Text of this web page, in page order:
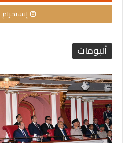
إنستجرام
ألبومات